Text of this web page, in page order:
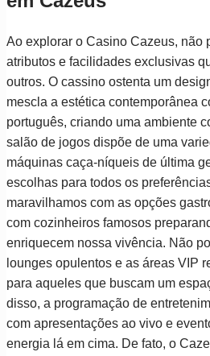
Ao explorar o Casino Cazeus, não
atributos e facilidades exclusivas
outros. O cassino ostenta um
mescla a estética contemporânea
português, criando uma ambiente
salão de jogos dispõe de uma
máquinas caça-níqueis de última
escolhas para todos os
maravilhamos com as opções
com cozinheiros famosos
enriquecem nossa vivência. Não
lounges opulentos e as áreas VIP
para aqueles que buscam um
disso, a programação de
com apresentações ao vivo e
energia lá em cima. De fato, o